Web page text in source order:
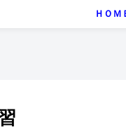
ＨＯＭ